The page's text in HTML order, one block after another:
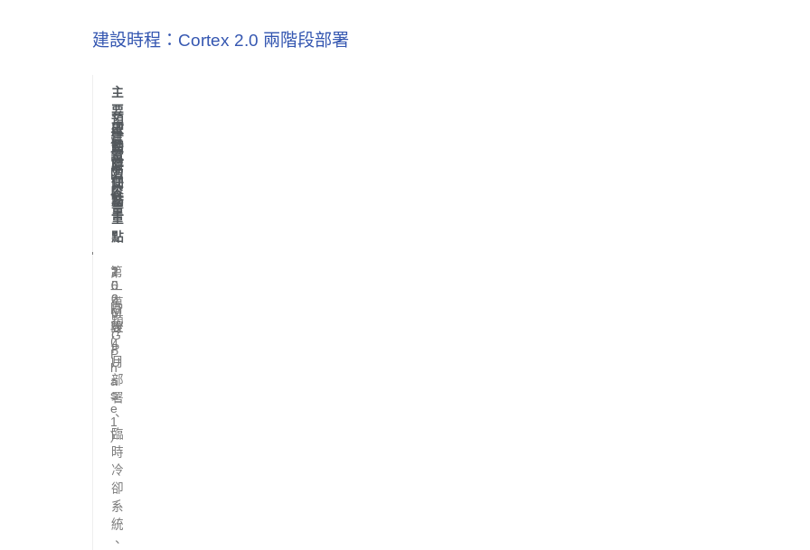
建設時程：Cortex 2.0 兩階段部署
建
設
階
段
預
計
電
力
容
量
啟
動
時
間
點
主
要
硬
體
與
任
務
重
點
第
一
階
段
(
P
h
a
s
e
1
)
2
5
0
M
W
2
0
2
6
年
4
月
1
0
萬
顆
G
P
U
部
署
、
臨
時
冷
卻
系
統
、